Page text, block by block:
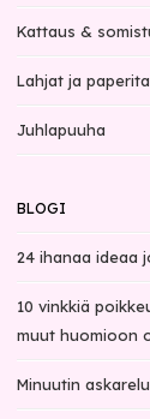
Kattaus &
Lahjat ja
Juhlapuuha
BLOGI
24 ihanaa ideaa
10 vinkkiä
muut huomioon
Minuutin